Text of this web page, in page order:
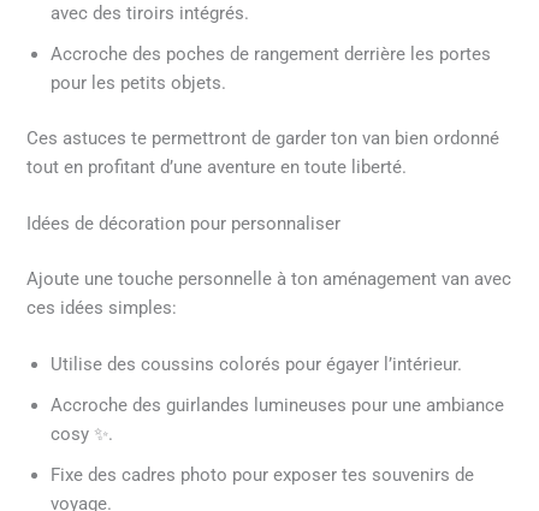
avec des tiroirs intégrés.
Accroche des poches de rangement derrière les portes
pour les petits objets.
Ces astuces te permettront de garder ton van bien ordonné
tout en profitant d’une aventure en toute liberté.
Idées de décoration pour personnaliser
Ajoute une touche personnelle à ton aménagement van avec
ces idées simples:
Utilise des coussins colorés pour égayer l’intérieur.
Accroche des guirlandes lumineuses pour une ambiance
cosy ✨.
Fixe des cadres photo pour exposer tes souvenirs de
voyage.